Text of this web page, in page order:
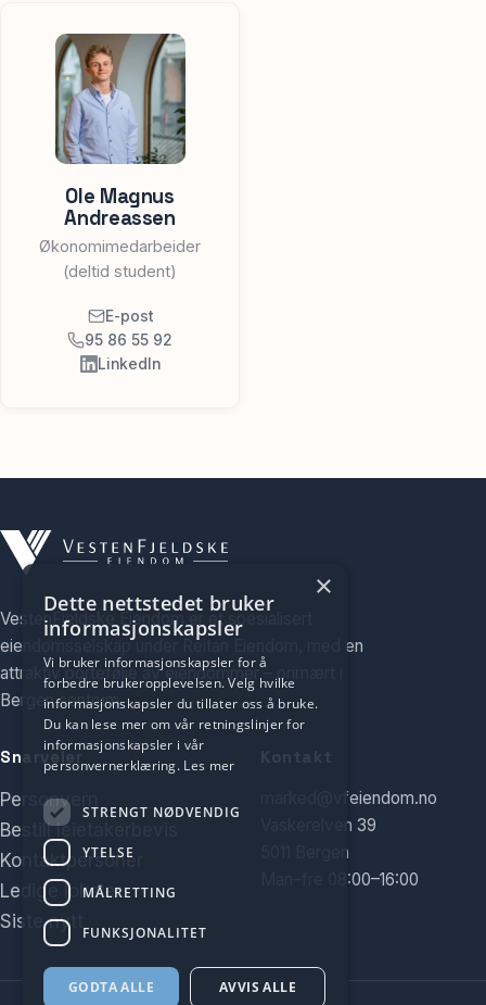
Ole Magnus
Andreassen
Økonomimedarbeider
(deltid student)
E-post
95 86 55 92
LinkedIn
VestenFjeldske Eiendom er et spesialisert
eiendomsselskap under Reitan Eiendom, med en
attraktiv portefølje av eiendommer – primært i
Bergen sentrum.
Snarveier
Personvern
Bestill leietakerbevis
Kontaktpersoner
Ledige lokaler
Siste nytt
marked@vfeiendom.no
Vaskerelven 39
5011 Bergen
Man–fre 08:00–16:00
×
Dette nettstedet bruker
informasjonskapsler
Vi bruker informasjonskapsler for å
forbedre brukeropplevelsen. Velg hvilke
informasjonskapsler du tillater oss å bruke.
Du kan lese mer om vår retningslinjer for
informasjonskapsler i vår
personvernerklæring. Les mer
STRENGT NØDVENDIG
YTELSE
MÅLRETTING
FUNKSJONALITET
GODTA ALLE AVVIS ALLE